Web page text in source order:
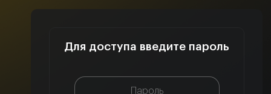
Для доступа введите пароль